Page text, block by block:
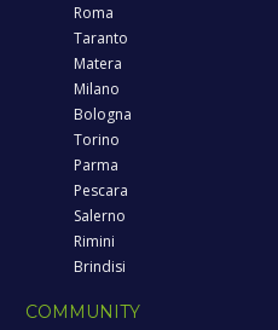
Roma
Taranto
Matera
Milano
Bologna
Torino
Parma
Pescara
Salerno
Rimini
Brindisi
COMMUNITY